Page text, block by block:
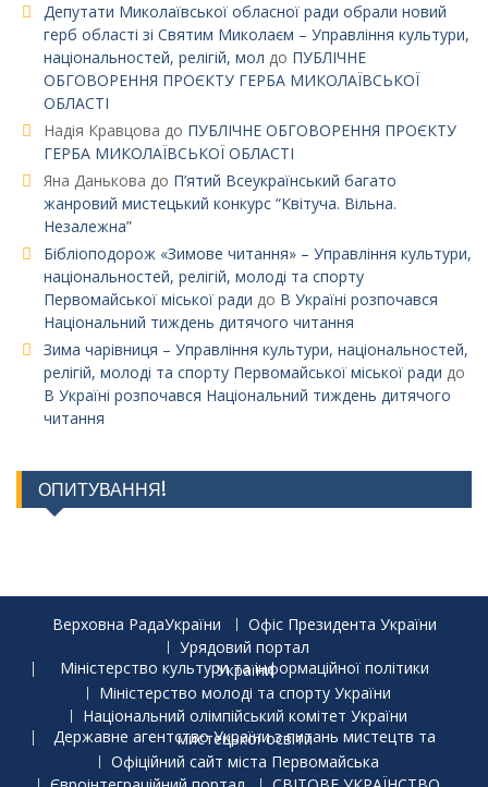
Депутати Миколаївської обласної ради обрали новий
герб області зі Святим Миколаєм – Управління культури,
національностей, релігій, мол до ПУБЛІЧНЕ
ОБГОВОРЕННЯ ПРОЄКТУ ГЕРБА МИКОЛАЇВСЬКОЇ
ОБЛАСТІ
Надія Кравцова до ПУБЛІЧНЕ ОБГОВОРЕННЯ ПРОЄКТУ
ГЕРБА МИКОЛАЇВСЬКОЇ ОБЛАСТІ
Яна Данькова до П’ятий Всеукраїнський багато
жанровий мистецький конкурс “Квітуча. Вільна.
Незалежна”
Бібліоподорож «Зимове читання» – Управління культури,
національностей, релігій, молоді та спорту
Первомайської міської ради до В Україні розпочався
Національний тиждень дитячого читання
Зима чарівниця – Управління культури, національностей,
релігій, молоді та спорту Первомайської міської ради до
В Україні розпочався Національний тиждень дитячого
читання
ОПИТУВАННЯ!
Верховна РадаУкраїни
Офіс Президента України
Урядовий портал
Міністерство культури та інформаційної політики України
Міністерство молоді та спорту України
Національний олімпійський комітет України
Державне агентство України з питань мистецтв та мистецької освіти
Офіційний сайт міста Первомайська